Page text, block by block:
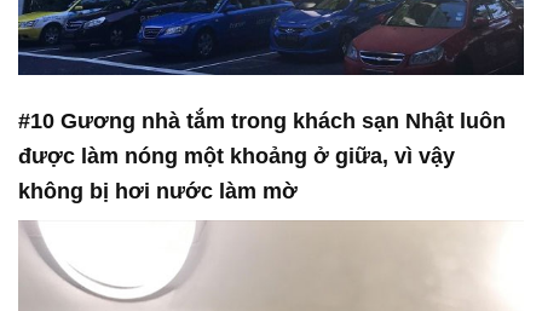
#10 Gương nhà tắm trong khách sạn Nhật luôn
được làm nóng một khoảng ở giữa, vì vậy
không bị hơi nước làm mờ